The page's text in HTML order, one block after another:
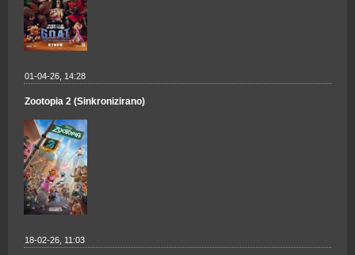
01-04-26, 14:28
Zootopia 2 (Sinkronizirano)
18-02-26, 11:03